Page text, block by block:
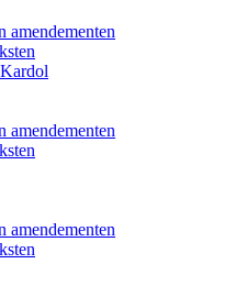
amendementen
amendementen
amendementen